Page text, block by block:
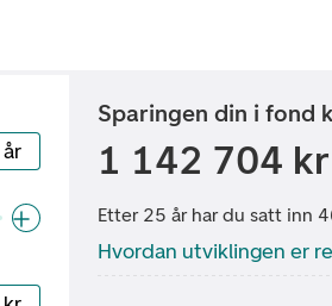
Sparingen din i fond
1 142 704 kr
Etter 25 år har du satt inn
Hvordan utviklingen er